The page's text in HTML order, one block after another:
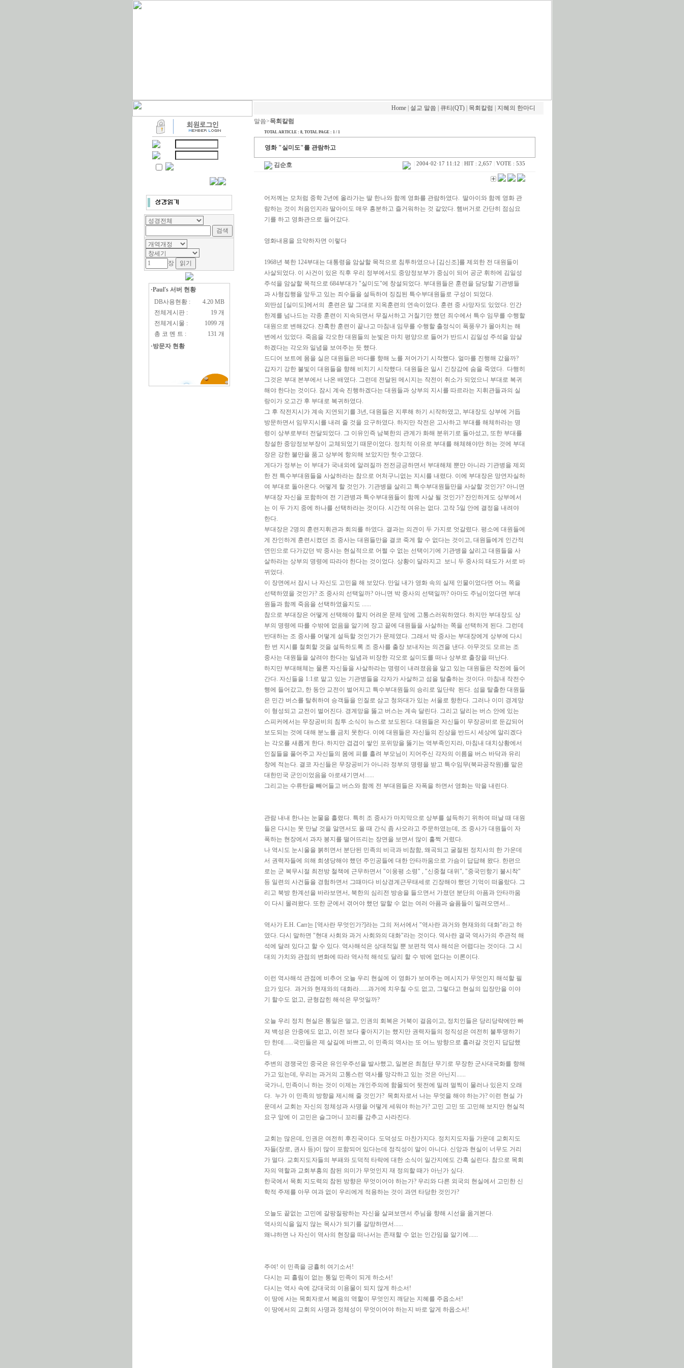
Home| 설교 말씀 큐티(QT)| 목회칼럼 지혜의 한마디
장
·Paul's 서버 현황
DB사용현황 :
4.20 MB
전체게시판 :
19 개
전체게시물 :
1099 개
총 코 멘 트 :
131 개
·방문자 현황
말씀>목회칼럼
TOTAL ARTICLE : 8, TOTAL PAGE : 1 / 1
영화 "실미도"를 관람하고
김순호 2004·02·17 11:12 HIT : 2,657 VOTE : 535
어저께는 모처럼 중학 2년에 올라가는 딸 한나와 함께 영화를 관람하였다. 딸아이와 함께 영화 관
람하는 것이 처음인지라 딸아이도 매우 흥분하고 즐거워하는 것 같았다. 햄버거로 간단히 점심요
기를 하고 영화관으로 들어갔다.
영화내용을 요약하자면 이렇다
1968년 북한 124부대는 대통령을 암살할 목적으로 침투하였으나 [김신조]를 제외한 전 대원들이
사살되었다. 이 사건이 있은 직후 우리 정부에서도 중앙정보부가 중심이 되어 공군 휘하에 김일성
주석을 암살할 목적으로 684부대가 "실미도"에 창설되었다. 부대원들은 훈련을 담당할 기관병들
과 사형집행을 앞두고 있는 죄수들을 설득하여 징집된 특수부대원들로 구성이 되었다.
외딴섬 [실미도]에서의 훈련은 말 그대로 지옥훈련의 연속이었다. 훈련 중 사망자도 있었다. 인간
한계를 넘나드는 각종 훈련이 지속되면서 무질서하고 거칠기만 했던 죄수에서 특수 임무를 수행할
대원으로 변해갔다. 잔혹한 훈련이 끝나고 마침내 임무를 수행할 출정식이 폭풍우가 몰아치는 해
변에서 있었다. 죽음을 각오한 대원들의 눈빛은 마치 평양으로 들어가 반드시 김일성 주석을 암살
하겠다는 각오와 일념을 보여주는 듯 했다.
드디어 보트에 몸을 실은 대원들은 바다를 향해 노를 저어가기 시작했다. 얼마를 진행해 갔을까?
갑자기 강한 불빛이 대원들을 향해 비치기 시작했다. 대원들은 일시 긴장감에 숨을 죽였다. 다행히
그것은 부대 본부에서 나온 배였다. 그런데 전달된 메시지는 작전이 취소가 되었으니 부대로 복귀
해야 한다는 것이다. 잠시 계속 진행하겠다는 대원들과 상부의 지시를 따르라는 지휘관들과의 실
랑이가 오고간 후 부대로 복귀하였다.
그 후 작전지시가 계속 지연되기를 3년, 대원들은 지루해 하기 시작하였고, 부대장도 상부에 거듭
방문하면서 임무지시를 내려 줄 것을 요구하였다. 하지만 작전은 고사하고 부대를 해체하라는 명
령이 상부로부터 전달되었다. 그 이유인즉 남북한의 관계가 화해 분위기로 돌아섰고, 또한 부대를
창설한 중앙정보부장이 교체되었기 때문이었다. 정치적 이유로 부대를 해체해야만 하는 것에 부대
장은 강한 불만을 품고 상부에 항의해 보았지만 헛수고였다.
게다가 정부는 이 부대가 국내외에 알려질까 전전긍긍하면서 부대해체 뿐만 아니라 기관병을 제외
한 전 특수부대원들을 사살하라는 참으로 어처구니없는 지시를 내렸다. 이에 부대장은 망연자실하
여 부대로 돌아온다. 어떻게 할 것인가. 기관병을 살리고 특수부대원들만을 사살할 것인가? 아니면
부대장 자신을 포함하여 전 기관병과 특수부대원들이 함께 사살 될 것인가? 잔인하게도 상부에서
는 이 두 가지 중에 하나를 선택하라는 것이다. 시간적 여유는 없다. 고작 5일 안에 결정을 내려야
한다.
부대장은 2명의 훈련지휘관과 회의를 하였다. 결과는 의견이 두 가지로 엇갈렸다. 평소에 대원들에
게 잔인하게 훈련시켰던 조 중사는 대원들만을 결코 죽게 할 수 없다는 것이고, 대원들에게 인간적
연민으로 다가갔던 박 중사는 현실적으로 어쩔 수 없는 선택이기에 기관병을 살리고 대원들을 사
살하라는 상부의 명령에 따라야 한다는 것이었다. 상황이 달라지고 보니 두 중사의 태도가 서로 바
뀌었다.
이 장면에서 잠시 나 자신도 고민을 해 보았다. 만일 내가 영화 속의 실제 인물이었다면 어느 쪽을
선택하였을 것인가? 조 중사의 선택일까? 아니면 박 중사의 선택일까? 아마도 주님이었다면 부대
원들과 함께 죽음을 선택하였을지도 ......
참으로 부대장은 어떻게 선택해야 할지 어려운 문제 앞에 고통스러워하였다. 하지만 부대장도 상
부의 명령에 따를 수밖에 없음을 알기에 장고 끝에 대원들을 사살하는 쪽을 선택하게 된다. 그런데
반대하는 조 중사를 어떻게 설득할 것인가가 문제였다. 그래서 박 중사는 부대장에게 상부에 다시
한 번 지시를 철회할 것을 설득하도록 조 중사를 출장 보내자는 의견을 낸다. 아무것도 모르는 조
중사는 대원들을 살려야 한다는 일념과 비장한 각오로 실미도를 떠나 상부로 출장을 떠난다.
하지만 부대해체는 물론 자신들을 사살하라는 명령이 내려졌음을 알고 있는 대원들은 작전에 들어
간다. 자신들을 1:1로 맡고 있는 기관병들을 각자가 사살하고 섬을 탈출하는 것이다. 마침내 작전수
행에 들어갔고, 한 동안 교전이 벌어지고 특수부대원들의 승리로 일단락 된다. 섬을 탈출한 대원들
은 민간 버스를 탈취하여 승객들을 인질로 삼고 청와대가 있는 서울로 향한다. 그러나 이미 경계망
이 형성되고 교전이 벌어진다. 경계망을 뚫고 버스는 계속 달린다. 그리고 달리는 버스 안에 있는
스피커에서는 무장공비의 침투 소식이 뉴스로 보도된다. 대원들은 자신들이 무장공비로 둔갑되어
보도되는 것에 대해 분노를 금치 못한다. 이에 대원들은 자신들의 진상을 반드시 세상에 알리겠다
는 각오를 새롭게 한다. 하지만 겹겹이 쌓인 포위망을 뚫기는 역부족인지라, 마침내 대치상황에서
인질들을 풀어주고 자신들의 몸에 피를 흘려 부모님이 지어주신 각자의 이름을 버스 바닥과 유리
창에 적는다. 결코 자신들은 무장공비가 아니라 정부의 명령을 받고 특수임무(북파공작원)를 맡은
대한민국 군인이었음을 아로새기면서......
그리고는 수류탄을 빼어들고 버스와 함께 전 부대원들은 자폭을 하면서 영화는 막을 내린다.
관람 내내 한나는 눈물을 흘렸다. 특히 조 중사가 마지막으로 상부를 설득하기 위하여 떠날 때 대원
들은 다시는 못 만날 것을 알면서도 올 때 간식 좀 사오라고 주문하였는데, 조 중사가 대원들이 자
폭하는 현장에서 과자 봉지를 떨어뜨리는 장면을 보면서 많이 훌쩍 거렸다.
나 역시도 눈시울을 붉히면서 분단된 민족의 비극과 비참함, 왜곡되고 굴절된 정치사의 한 가운데
서 권력자들에 의해 희생당해야 했던 주인공들에 대한 안타까움으로 가슴이 답답해 왔다. 한편으
로는 군 복무시절 최전방 철책에 근무하면서 "이웅평 소령" , "신중철 대위", "중국민항기 불시착"
등 일련의 사건들을 경험하면서 그때마다 비상경계근무태세로 긴장해야 했던 기억이 떠올랐다. 그
리고 북방 한계선을 바라보면서, 북한의 심리전 방송을 들으면서 가졌던 분단의 아픔과 안타까움
이 다시 몰려왔다. 또한 군에서 겪어야 했던 말할 수 없는 여러 아픔과 슬픔들이 밀려오면서...
역사가 E.H. Carr는 [역사란 무엇인가?]라는 그의 저서에서 "역사란 과거와 현재와의 대화"라고 하
였다. 다시 말하면 "현대 사회와 과거 사회와의 대화"라는 것이다. 역사란 결국 역사가의 주관적 해
석에 달려 있다고 할 수 있다. 역사해석은 상대적일 뿐 보편적 역사 해석은 어렵다는 것이다. 그 시
대의 가치와 관점의 변화에 따라 역사적 해석도 달리 할 수 밖에 없다는 이론이다.
이런 역사해석 관점에 비추어 오늘 우리 현실에 이 영화가 보여주는 메시지가 무엇인지 해석할 필
요가 있다. 과거와 현재와의 대화라......과거에 치우칠 수도 없고, 그렇다고 현실의 입장만을 이야
기 할수도 없고, 균형잡힌 해석은 무엇일까?
오늘 우리 정치 현실은 통일은 멀고, 인권의 회복은 거북이 걸음이고, 정치인들은 당리당략에만 빠
져 백성은 안중에도 없고, 이전 보다 좋아지기는 했지만 권력자들의 정직성은 여전히 불투명하기
만 한데......국민들은 제 살길에 바쁘고, 이 민족의 역사는 또 어느 방향으로 흘러갈 것인지 답답했
다.
주변의 경쟁국인 중국은 유인우주선을 발사했고, 일본은 최첨단 무기로 무장한 군사대국화를 향해
가고 있는데, 우리는 과거의 고통스런 역사를 망각하고 있는 것은 아닌지......
국가니, 민족이니 하는 것이 이제는 개인주의에 함몰되어 뒷전에 밀려 멀찍이 물러나 있은지 오래
다. 누가 이 민족의 방향을 제시해 줄 것인가? 목회자로서 나는 무엇을 해야 하는가? 이런 현실 가
운데서 교회는 자신의 정체성과 사명을 어떻게 세워야 하는가? 고민 고민 또 고민해 보지만 현실적
요구 앞에 이 고민은 슬그머니 꼬리를 감추고 사라진다.
교회는 많은데, 인권은 여전히 후진국이다. 도덕성도 마찬가지다. 정치지도자들 가운데 교회지도
자들(장로, 권사 등)이 많이 포함되어 있다는데 정직성이 말이 아니다. 신앙과 현실이 너무도 거리
가 멀다. 교회지도자들의 부패와 도덕적 타락에 대한 소식이 일간지에도 간혹 실린다. 참으로 목회
자의 역할과 교회부흥의 참된 의미가 무엇인지 재 정의할 때가 아닌가 싶다.
한국에서 목회 지도력의 참된 방향은 무엇이어야 하는가? 우리와 다른 외국의 현실에서 고민한 신
학적 주제를 아무 여과 없이 우리에게 적용하는 것이 과연 타당한 것인가?
오늘도 끝없는 고민에 갈팡질팡하는 자신을 살펴보면서 주님을 향해 시선을 옮겨본다.
역사의식을 잃지 않는 목사가 되기를 갈망하면서......
왜냐하면 나 자신이 역사의 현장을 떠나서는 존재할 수 없는 인간임을 알기에......
주여! 이 민족을 긍휼히 여기소서!
다시는 피 흘림이 없는 통일 민족이 되게 하소서!
다시는 역사 속에 강대국의 이용물이 되지 않게 하소서!
이 땅에 사는 목회자로서 복음의 역할이 무엇인지 깨닫는 지혜를 주옵소서!
이 땅에서의 교회의 사명과 정체성이 무엇이어야 하는지 바로 알게 하옵소서!